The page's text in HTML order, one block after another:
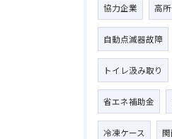
協力企業 高
自動点滅器故障
トイレ汲み取り
省エネ補助金
冷凍ケース